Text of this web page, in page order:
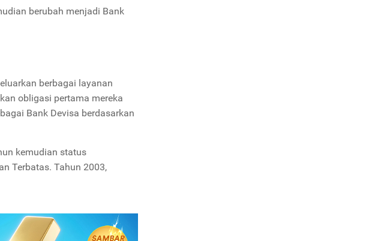
berubah menjadi Bank
berbagai layanan
obligasi pertama mereka
Bank Devisa berdasarkan
kemudian status
Terbatas. Tahun 2003,